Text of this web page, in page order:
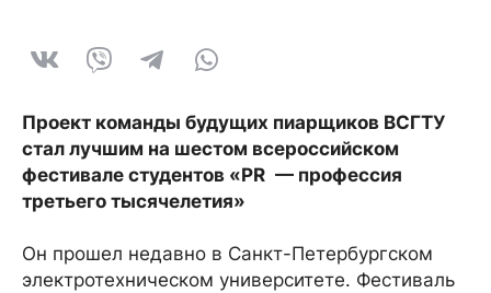
Проект команды будущих пиарщиков ВСГТУ
стал лучшим на шестом всероссийском
фестивале студентов «PR — профессия
третьего тысячелетия»
Он прошел недавно в Санкт-Петербургском
электротехническом университете. Фестиваль